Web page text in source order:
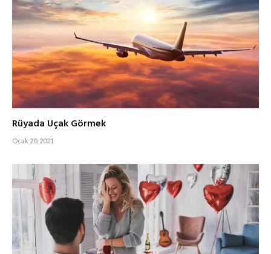
Rüyada Uçak Görmek
Ocak 20, 2021